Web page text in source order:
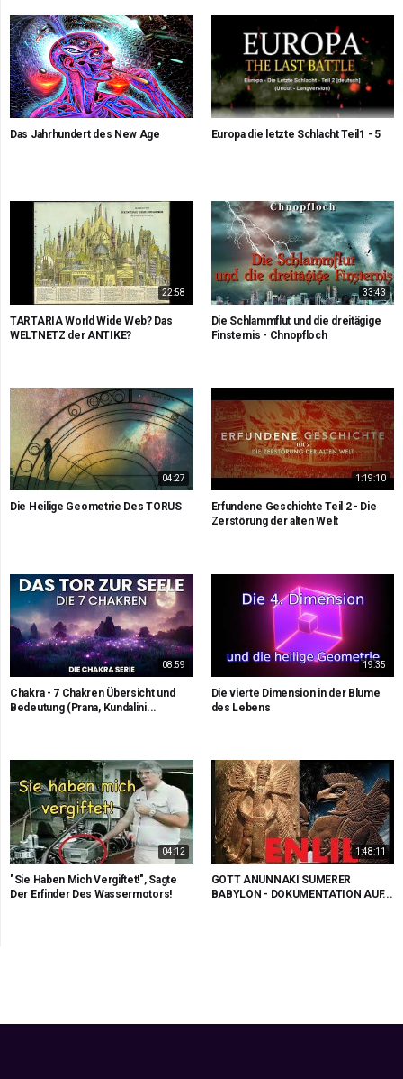
Das Jahrhundert des New Age Europa die letzte Schlacht Teil1 - 5
22:58
TARTARIA World Wide Web? Das
WELTNETZ der ANTIKE?
33:43
Die Schlammflut und die dreitägige
Finsternis - Chnopfloch
04:27
Die Heilige Geometrie Des TORUS
1:19:10
Erfundene Geschichte Teil 2 - Die
Zerstörung der alten Welt
08:59
Chakra - 7 Chakren Übersicht und
Bedeutung (Prana, Kundalini...
19:35
Die vierte Dimension in der Blume
des Lebens
04:12
"Sie Haben Mich Vergiftet!", Sagte
Der Erfinder Des Wassermotors!
1:48:11
GOTT ANUNNAKI SUMERER
BABYLON - DOKUMENTATION AUF...